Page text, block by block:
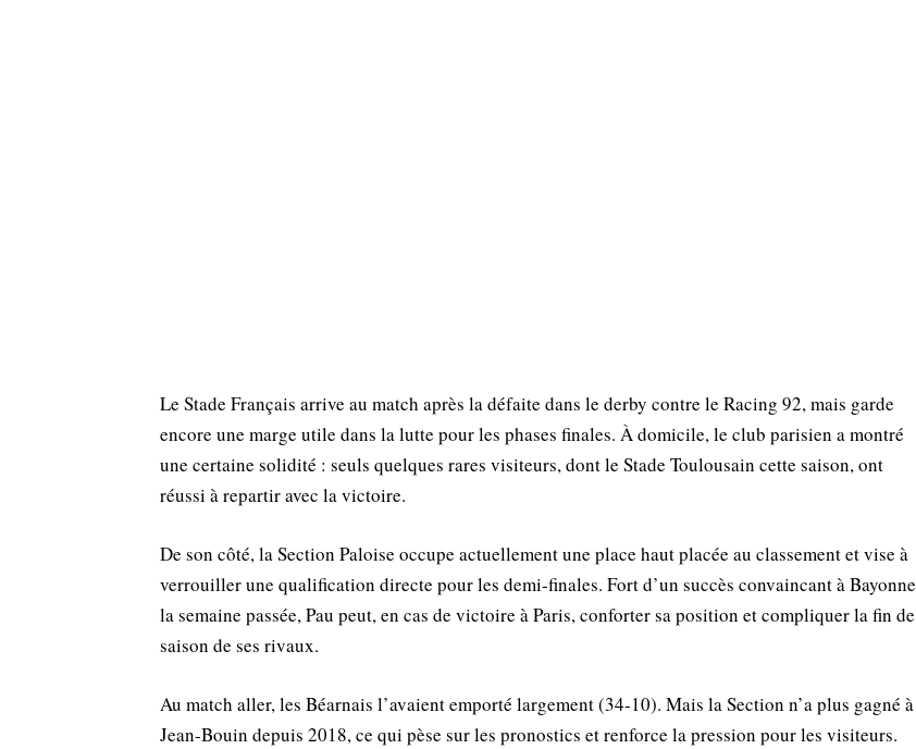
Le Stade Français arrive au match après la défaite dans le derby contre le Racing 92, mais garde
encore une marge utile dans la lutte pour les phases finales. À domicile, le club parisien a montré
une certaine solidité : seuls quelques rares visiteurs, dont le Stade Toulousain cette saison, ont
réussi à repartir avec la victoire.
De son côté, la Section Paloise occupe actuellement une place haut placée au classement et vise à
verrouiller une qualification directe pour les demi‑finales. Fort d’un succès convaincant à Bayonne
la semaine passée, Pau peut, en cas de victoire à Paris, conforter sa position et compliquer la fin de
saison de ses rivaux.
Au match aller, les Béarnais l’avaient emporté largement (34‑10). Mais la Section n’a plus gagné à
Jean‑Bouin depuis 2018, ce qui pèse sur les pronostics et renforce la pression pour les visiteurs.